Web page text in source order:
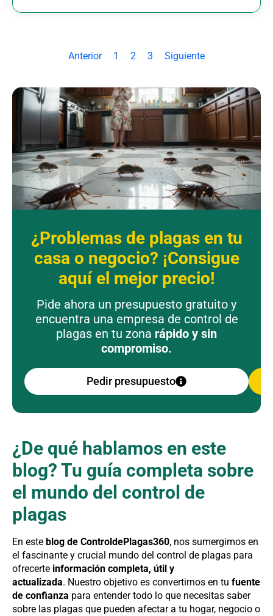
Anterior 1 2 3 Siguiente
¿Problemas de plagas en tu
casa o negocio? ¡Consigue
aquí el mejor precio!
Pide ahora un presupuesto gratuito y
encuentra una empresa de control de
plagas en tu zona rápido y sin
compromiso.
Pedir presupuesto
¿De qué hablamos en este
blog? Tu guía completa sobre
el mundo del control de
plagas
En este blog de ControldePlagas360, nos sumergimos en
el fascinante y crucial mundo del control de plagas para
ofrecerte información completa, útil y
actualizada. Nuestro objetivo es convertirnos en tu fuente
de confianza para entender todo lo que necesitas saber
sobre las plagas que pueden afectar a tu hogar, negocio o